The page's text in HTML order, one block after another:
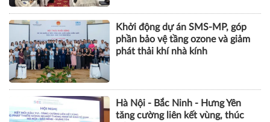
Khởi động dự án SMS-MP, góp
phần bảo vệ tầng ozone và giảm
phát thải khí nhà kính
Hà Nội - Bắc Ninh - Hưng Yên
tăng cường liên kết vùng, thúc